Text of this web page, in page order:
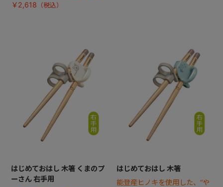
￥2,618
はじめておはし 木箸 くまのプ
ーさん 右手用
はじめておはし 木箸
能登産ヒノキを使用した、“や